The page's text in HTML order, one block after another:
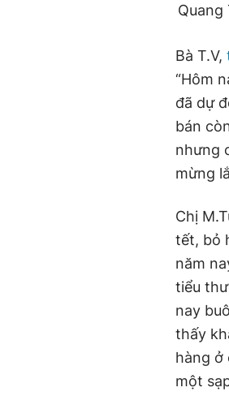
Quang
Bà T.V,
“Hôm
đã dự
bán
nhưng
mừng
Chị
tết, bỏ
năm
tiểu
nay
thấy
hàng ở
một